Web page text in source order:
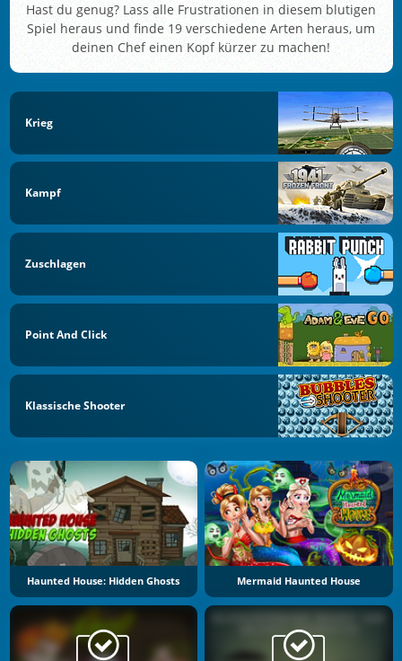
Hast du genug? Lass alle Frustrationen in diesem blutigen
Spiel heraus und finde 19 verschiedene Arten heraus, um
deinen Chef einen Kopf kürzer zu machen!
Krieg
Kampf
Zuschlagen
Point And Click
Klassische Shooter
Haunted House: Hidden Ghosts Mermaid Haunted House